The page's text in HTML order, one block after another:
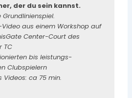
der du sein kannst.
aus einem Workshop auf
Center-Court des
TC
bis leistungs-
Clubspielern
Videos: ca 75 min.